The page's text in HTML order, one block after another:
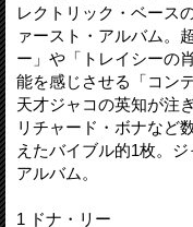
レクトリック・ベース
ァースト・アルバム。
ー」や「トレイシーの
能を感じさせる「コン
天才ジャコの英知が注
リチャード・ボナなど
えたバイブル的1枚。
アルバム。
1 ドナ・リー